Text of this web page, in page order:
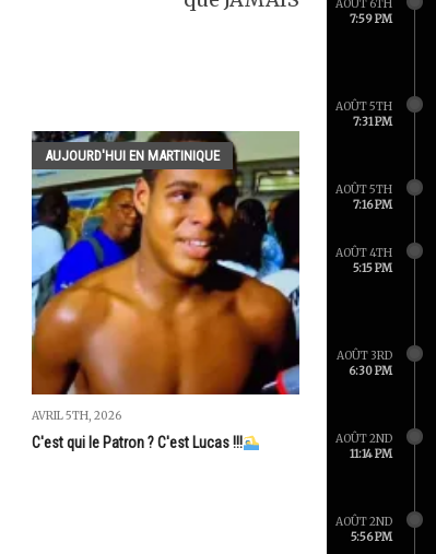
AUJOURD'HUI EN MARTINIQUE
AVRIL 5TH, 2026
C'est qui le Patron ? C'est Lucas !!!
AOÛT 6TH
7:59 PM
AOÛT 5TH
7:31 PM
AOÛT 5TH
7:16 PM
AOÛT 4TH
5:15 PM
AOÛT 3RD
6:30 PM
AOÛT 2ND
11:14 PM
AOÛT 2ND
5:56 PM